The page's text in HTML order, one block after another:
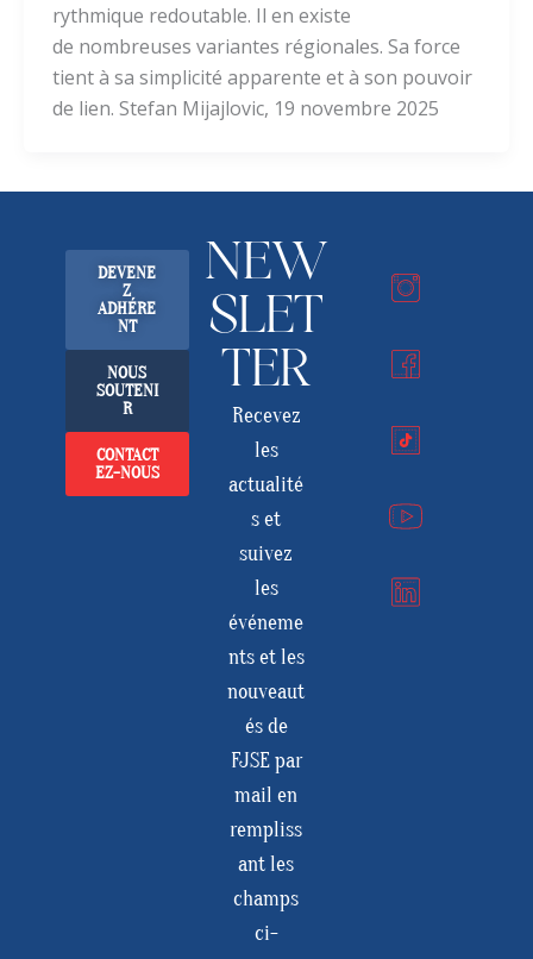
rythmique redoutable. Il en existe
de nombreuses variantes régionales. Sa force
tient à sa simplicité apparente et à son pouvoir
de lien. Stefan Mijajlovic, 19 novembre 2025
DEVENE
Z
ADHÉRE
NT
NOUS
SOUTENI
R
CONTACT
EZ-NOUS
NEW
SLET
TER
Recevez
les
actualité
s et
suivez
les
événeme
nts et les
nouveaut
és de
FJSE par
mail en
rempliss
ant les
champs
ci-